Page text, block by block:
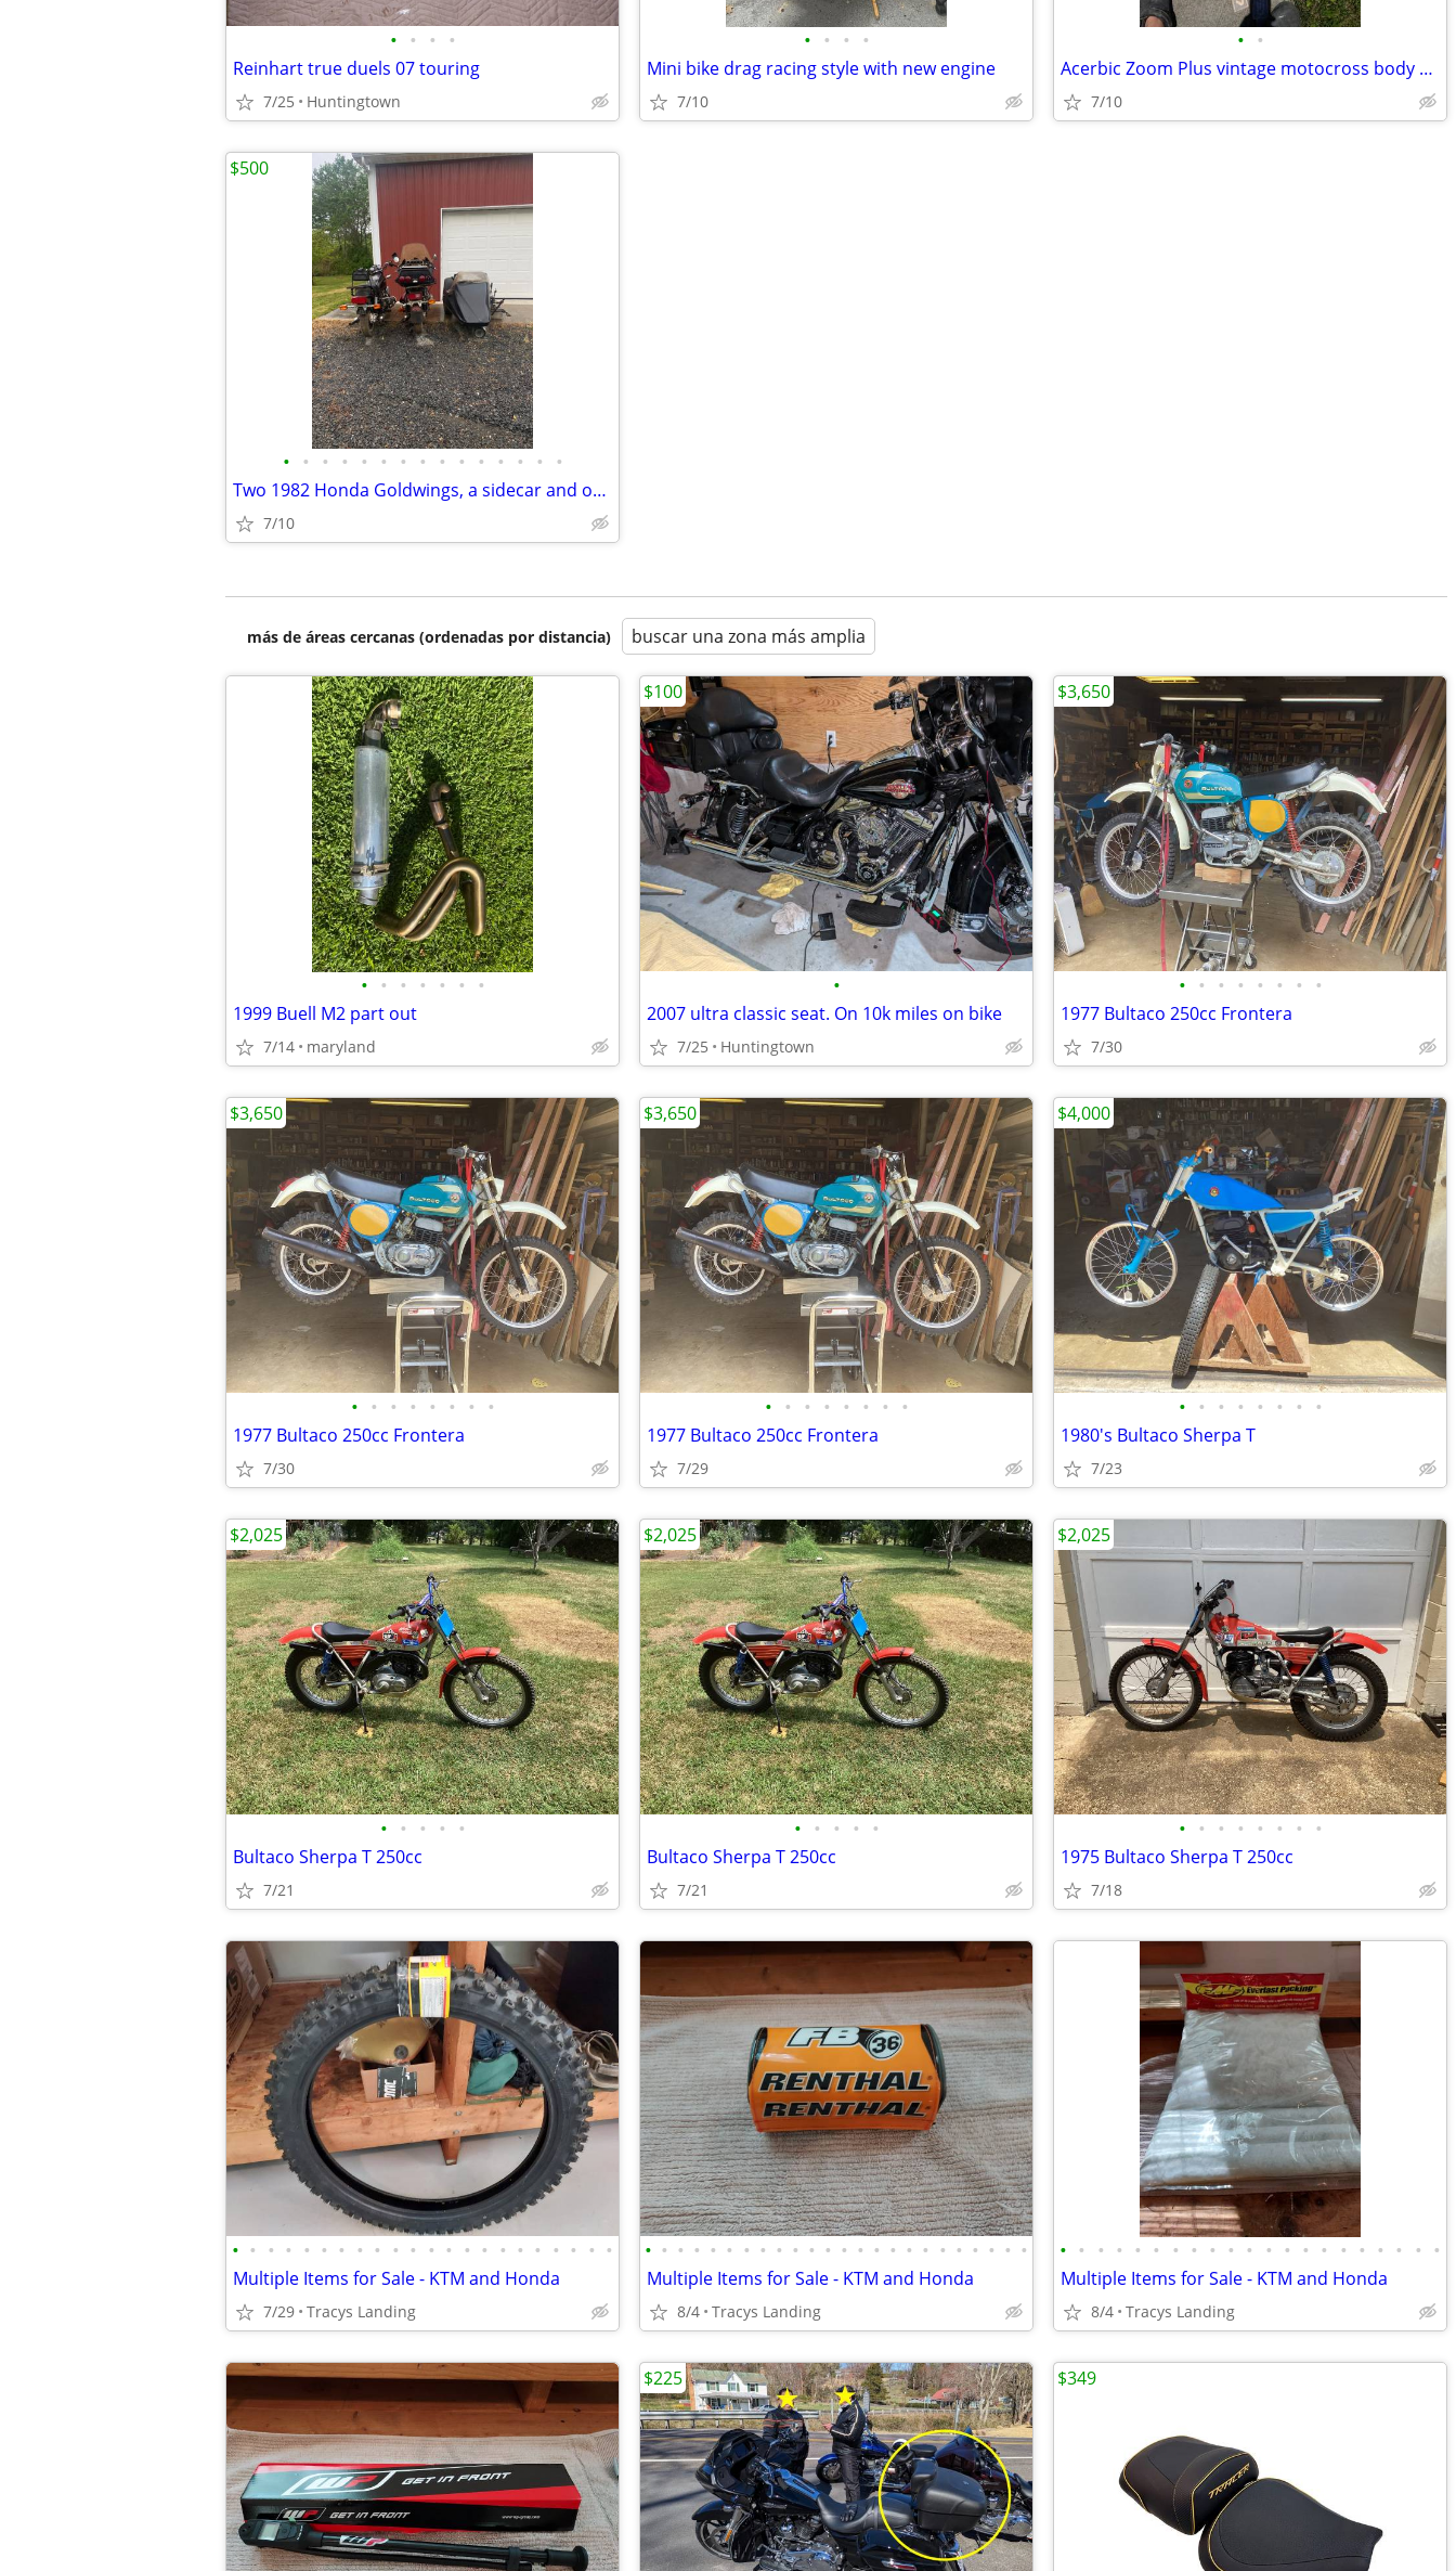
• • • •
Reinhart true duels 07 touring
7/25 Huntingtown
• • • •
Mini bike drag racing style with new engine
7/10
• •
Acerbic Zoom Plus vintage motocross body armor
7/10
• • • • • • • • • • • • • • •
Two 1982 Honda Goldwings, a sidecar and other saddlebags and parts lot
7/10
$500
más de áreas cercanas (ordenadas por distancia) buscar una zona más amplia
• • • • • • •
1999 Buell M2 part out
7/14 maryland
•
2007 ultra classic seat. On 10k miles on bike
7/25 Huntingtown
$100
• • • • • • • •
1977 Bultaco 250cc Frontera
7/30
$3,650
• • • • • • • •
1977 Bultaco 250cc Frontera
7/30
$3,650
• • • • • • • •
1977 Bultaco 250cc Frontera
7/29
$3,650
• • • • • • • •
1980's Bultaco Sherpa T
7/23
$4,000
• • • • •
Bultaco Sherpa T 250cc
7/21
$2,025
• • • • •
Bultaco Sherpa T 250cc
7/21
$2,025
• • • • • • • •
1975 Bultaco Sherpa T 250cc
7/18
$2,025
• • • • • • • • • • • • • • • • • • • • • •
Multiple Items for Sale - KTM and Honda
7/29 Tracys Landing
• • • • • • • • • • • • • • • • • • • • • • • •
Multiple Items for Sale - KTM and Honda
8/4 Tracys Landing
• • • • • • • • • • • • • • • • • • • • •
Multiple Items for Sale - KTM and Honda
8/4 Tracys Landing
$225 $349